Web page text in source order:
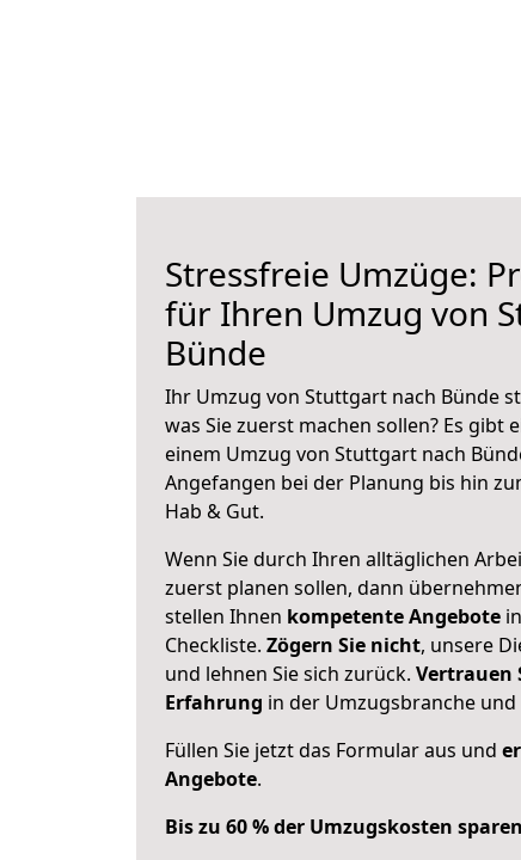
Stressfreie Umzüge:
für Ihren Umzug von
Bünde
Ihr Umzug von Stuttgart nach Bünde
was Sie zuerst machen sollen? Es gibt
einem Umzug von Stuttgart nach
Angefangen bei der Planung bis hin
Hab & Gut.
Wenn Sie durch Ihren alltäglichen
zuerst planen sollen, dann
stellen Ihnen kompetente Angebote
Checkliste. Zögern Sie nicht, unsere
und lehnen Sie sich zurück. Vertrauen
Erfahrung in der Umzugsbranche
Füllen Sie jetzt das Formular aus und
Angebote.
Bis zu 60 % der Umzugskosten sparen